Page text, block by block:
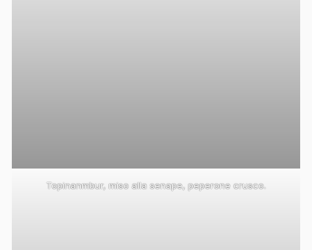
Topinanmbur, miso alla senape, peperone crusco.